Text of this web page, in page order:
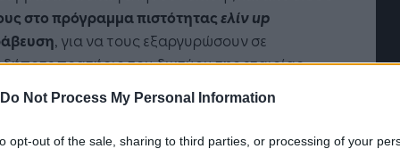
Do Not Process My Personal Information
opt-out of the sale, sharing to third parties, or processing of your
στο πρόγραμμα πιστότηταςελίνup
, για να τους εξαργυρώσουν σε
πρατήριο του δικτύου της εταιρίας,
για κάθε μήνα παραμονής τους στο